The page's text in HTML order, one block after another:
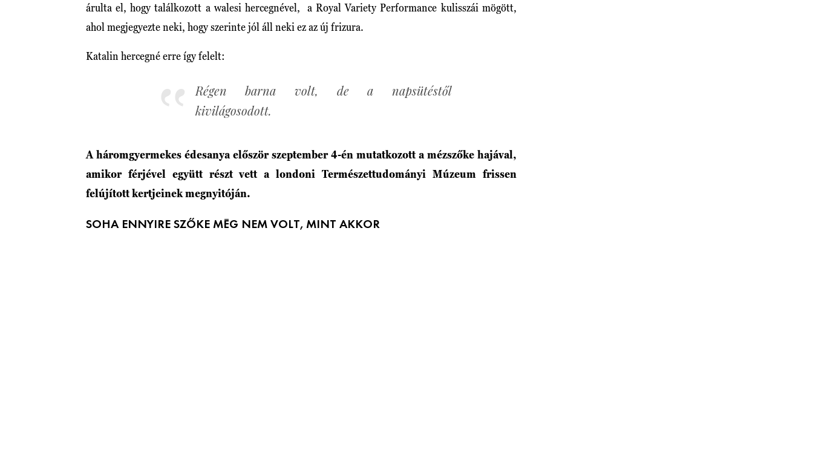
árulta el, hogy találkozott a walesi hercegnével, a Royal Variety Performance kulisszái mögött,
ahol megjegyezte neki, hogy szerinte jól áll neki ez az új frizura.
Katalin hercegné erre így felelt:
Régen barna volt, de a napsütéstől
kivilágosodott.
A háromgyermekes édesanya először szeptember 4-én mutatkozott a mézszőke hajával,
amikor férjével együtt részt vett a londoni Természettudományi Múzeum frissen
felújított kertjeinek megnyitóján.
SOHA ENNYIRE SZŐKE MÉG NEM VOLT, MINT AKKOR